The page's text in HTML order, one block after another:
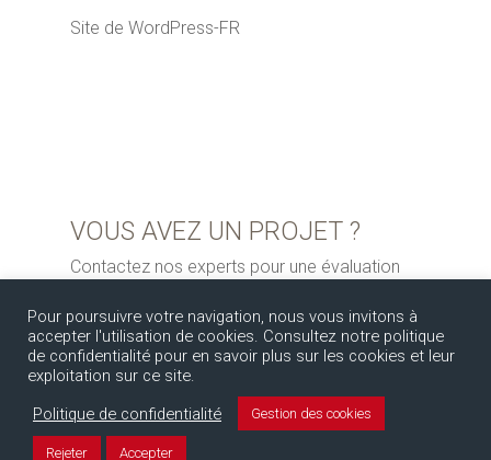
Site de WordPress-FR
VOUS AVEZ UN PROJET ?
Contactez nos experts pour une évaluation
Pour poursuivre votre navigation, nous vous invitons à
accepter l'utilisation de cookies. Consultez notre politique
de confidentialité pour en savoir plus sur les cookies et leur
exploitation sur ce site.
Politique de confidentialité
Gestion des cookies
Rejeter Accepter